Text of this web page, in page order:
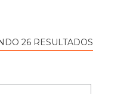
26 RESULTADOS